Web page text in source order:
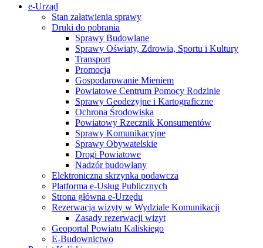
e-Urząd
Stan załatwienia sprawy
Druki do pobrania
Sprawy Budowlane
Sprawy Oświaty, Zdrowia, Sportu i Kultury
Transport
Promocja
Gospodarowanie Mieniem
Powiatowe Centrum Pomocy Rodzinie
Sprawy Geodezyjne i Kartograficzne
Ochrona Środowiska
Powiatowy Rzecznik Konsumentów
Sprawy Komunikacyjne
Sprawy Obywatelskie
Drogi Powiatowe
Nadzór budowlany
Elektroniczna skrzynka podawcza
Platforma e-Usług Publicznych
Strona główna e-Urzędu
Rezerwacja wizyty w Wydziale Komunikacji
Zasady rezerwacji wizyt
Geoportal Powiatu Kaliskiego
E-Budownictwo